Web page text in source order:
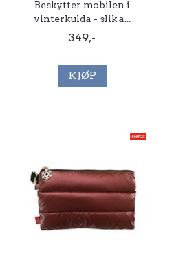
Beskytter mobilen i
vinterkulda - slik a...
349,-
KJØP